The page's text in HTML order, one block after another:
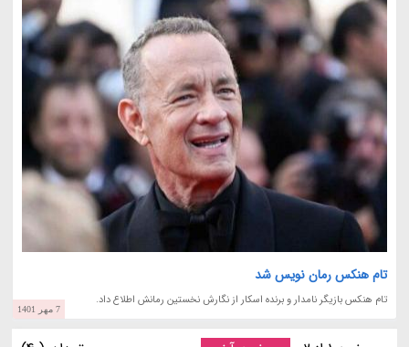
تام هنکس رمان نویس شد
تام هنکس بازیگر نامدار و برنده اسکار از نگارش نخستین رمانش اطلاع داد.
7 مهر 1401